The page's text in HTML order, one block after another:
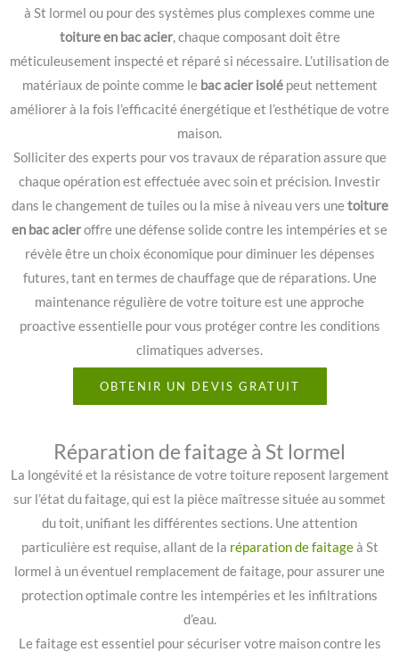
à St lormel ou pour des systèmes plus complexes comme une
toiture en bac acier, chaque composant doit être
méticuleusement inspecté et réparé si nécessaire. L’utilisation de
matériaux de pointe comme le bac acier isolépeut nettement
améliorer à la fois l’efficacité énergétique et l’esthétique de votre
maison.
Solliciter des experts pour vos travaux de réparation assure que
chaque opération est effectuée avec soin et précision. Investir
dans le changement de tuiles ou la mise à niveau vers unetoiture
en bac acieroffre une défense solide contre les intempéries et se
révèle être un choix économique pour diminuer les dépenses
futures, tant en termes de chauffage que de réparations. Une
maintenance régulière de votre toiture est une approche
proactive essentielle pour vous protéger contre les conditions
climatiques adverses.
OBTENIR UN DEVIS GRATUIT
Réparation de faitage à St lormel
La longévité et la résistance de votre toiture reposent largement
sur l’état du faitage, qui est la pièce maîtresse située au sommet
du toit, unifiant les différentes sections. Une attention
particulière est requise, allant de la réparation de faitageà St
lormel à un éventuel remplacement de faitage, pour assurer une
protection optimale contre les intempéries et les infiltrations
d’eau.
Le faitage est essentiel pour sécuriser votre maison contre les